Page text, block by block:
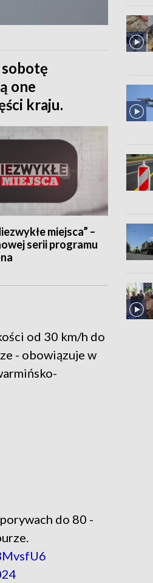
one
kraju.
miejsca” –
serii programu
od 30 km/h do
- obowiązuje w
do 80 -